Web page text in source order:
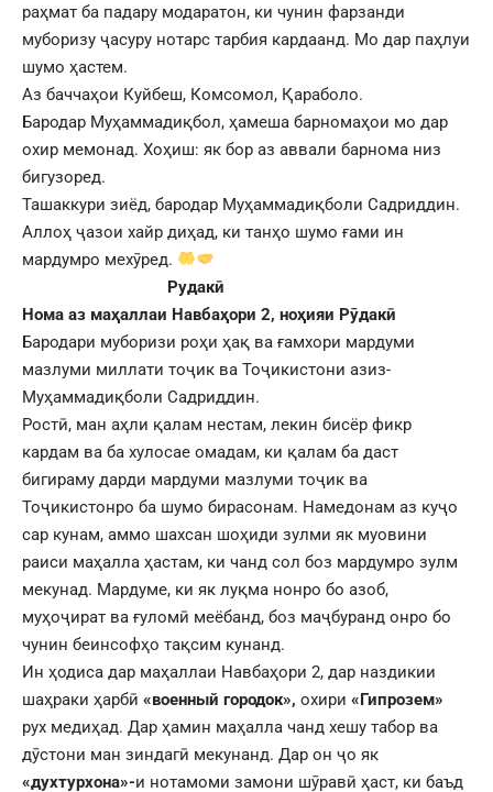
раҳмат ба падару модаратон, ки чунин фарзанди
муборизу ҷасуру нотарс тарбия кардаанд. Мо дар паҳлуи
шумо ҳастем.
Аз баччаҳои Куйбеш, Комсомол, Қараболо.
Бародар Муҳаммадиқбол, ҳамеша барномаҳои мо дар
охир мемонад. Хоҳиш: як бор аз аввали барнома низ
бигузоред.
Ташаккури зиёд, бародар Муҳаммадиқболи Садриддин.
Аллоҳ ҷазои хайр диҳад, ки танҳо шумо ғами ин
мардумро мехӯред.
Рудакӣ
Нома аз маҳаллаи Навбаҳори 2, ноҳияи Рӯдакӣ
Бародари муборизи роҳи ҳақ ва ғамхори мардуми
мазлуми миллати тоҷик ва Тоҷикистони азиз-
Муҳаммадиқболи Садриддин.
Ростӣ, ман аҳли қалам нестам, лекин бисёр фикр
кардам ва ба хулосае омадам, ки қалам ба даст
бигираму дарди мардуми мазлуми тоҷик ва
Тоҷикистонро ба шумо бирасонам. Намедонам аз куҷо
сар кунам, аммо шахсан шоҳиди зулми як муовини
раиси маҳалла ҳастам, ки чанд сол боз мардумро зулм
мекунад. Мардуме, ки як луқма нонро бо азоб,
муҳоҷират ва ғуломӣ меёбанд, боз маҷбуранд онро бо
чунин беинсофҳо тақсим кунанд.
Ин ҳодиса дар маҳаллаи Навбаҳори 2, дар наздикии
шаҳраки ҳарбӣ «военный городок», охири «Гипрозем»
рух медиҳад. Дар ҳамин маҳалла чанд хешу табор ва
дӯстони ман зиндагӣ мекунанд. Дар он ҷо як
«духтурхона»-и нотамоми замони шӯравӣ ҳаст, ки баъд